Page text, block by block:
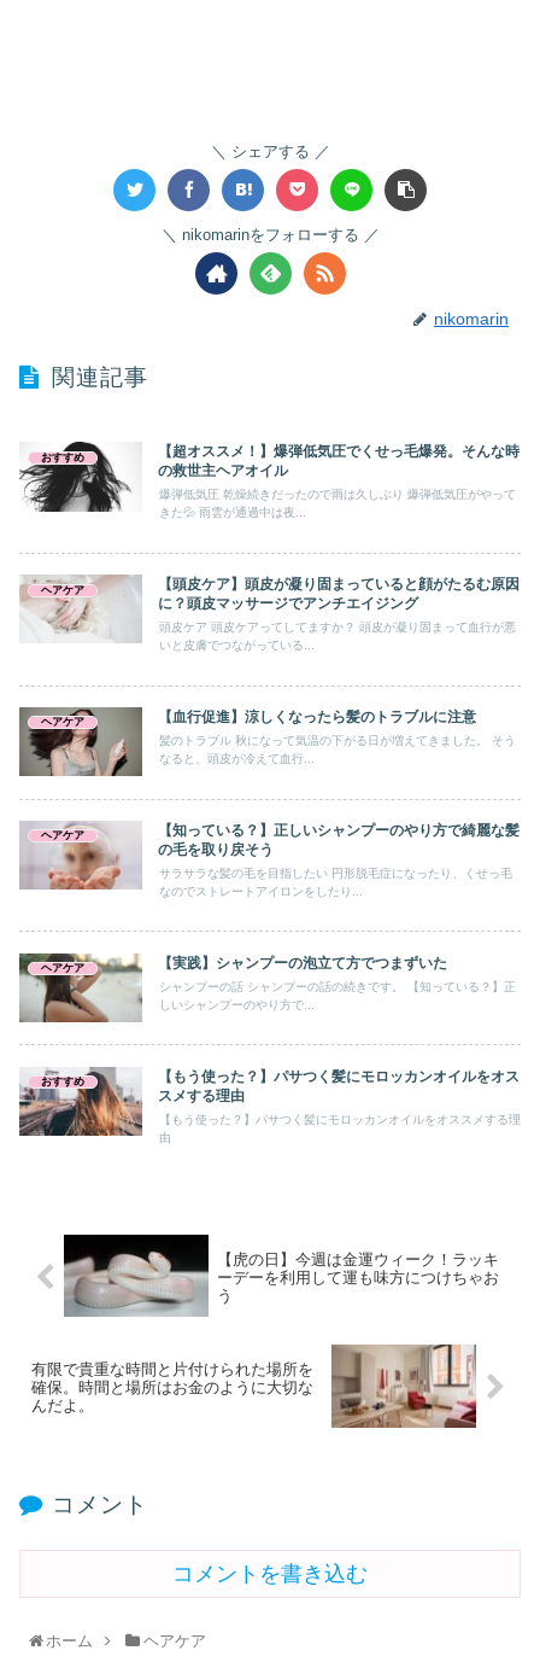
シェアする
nikomarinをフォローする
nikomarin
関連記事
おすすめ
【超オススメ！】爆弾低気圧でくせっ毛爆発。そんな時
の救世主ヘアオイル
爆弾低気圧 乾燥続きだったので雨は久しぶり 爆弾低気圧がやって
きた💦 雨雲が通過中は夜...
ヘアケア
【頭皮ケア】頭皮が凝り固まっていると顔がたるむ原因
に？頭皮マッサージでアンチエイジング
頭皮ケア 頭皮ケアってしてますか？ 頭皮が凝り固まって血行が悪
いと皮膚でつながっている...
ヘアケア 【血行促進】涼しくなったら髪のトラブルに注意
髪のトラブル 秋になって気温の下がる日が増えてきました。 そう
なると、頭皮が冷えて血行...
ヘアケア
【知っている？】正しいシャンプーのやり方で綺麗な髪
の毛を取り戻そう
サラサラな髪の毛を目指したい 円形脱毛症になったり、くせっ毛
なのでストレートアイロンをしたり...
ヘアケア 【実践】シャンプーの泡立て方でつまずいた
シャンプーの話 シャンプーの話の続きです。 【知っている？】正
しいシャンプーのやり方で...
おすすめ
【もう使った？】パサつく髪にモロッカンオイルをオス
スメする理由
【もう使った？】パサつく髪にモロッカンオイルをオススメする理
由
【虎の日】今週は金運ウィーク！ラッキ
ーデーを利用して運も味方につけちゃお
う
有限で貴重な時間と片付けられた場所を
確保。時間と場所はお金のように大切な
んだよ。
コメント
コメントを書き込む
ホーム ヘアケア